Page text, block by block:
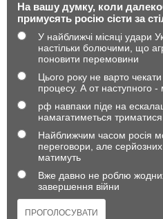
На вашу думку, коли
примусять росію сісти за
У найближчі місяці удари
настільки болючими, що
поновити перемовини
Цього року не варто
процесу. А от наступного
рф навпаки піде на
намагатиметься
Найближчим часом росія
переговори, але серйозних
матимуть
Вже давно не роблю
завершення війни